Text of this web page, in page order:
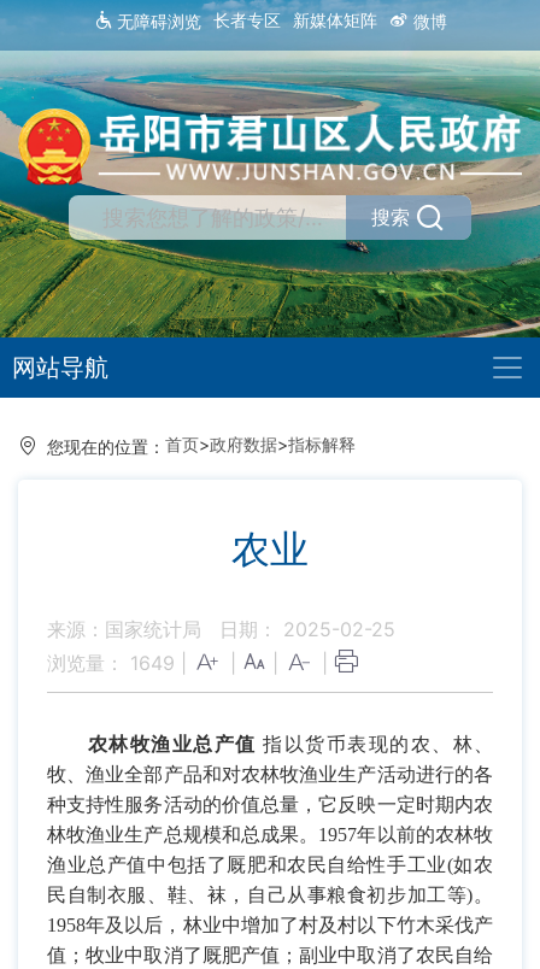
无障碍浏览 长者专区 新媒体矩阵 微博
搜索
网站导航
您现在的位置： 首页>政府数据>指标解释
农业
来源：国家统计局
日期： 2025-02-25
浏览量： 1649
农林牧渔业总产值 指以货币表现的农、林、
牧、渔业全部产品和对农林牧渔业生产活动进行的各
种支持性服务活动的价值总量，它反映一定时期内农
林牧渔业生产总规模和总成果。 1957年以前的农林牧
渔业总产值中包括了厩肥和农民自给性手工业(如农
民自制衣服、鞋、袜，自己从事粮食初步加工等)。
1958年及以后，林业中增加了村及村以下竹木采伐产
值；牧业中取消了厩肥产值；副业中取消了农民自给